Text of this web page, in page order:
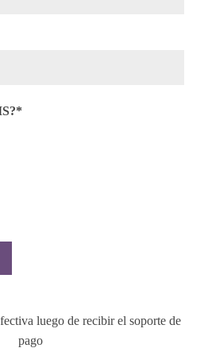
luego de recibir el soporte de
pago